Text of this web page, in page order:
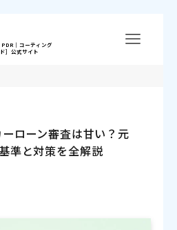
ローン審査は甘い？元
準と対策を全解説